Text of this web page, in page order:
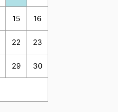
15 16
22 23
29 30